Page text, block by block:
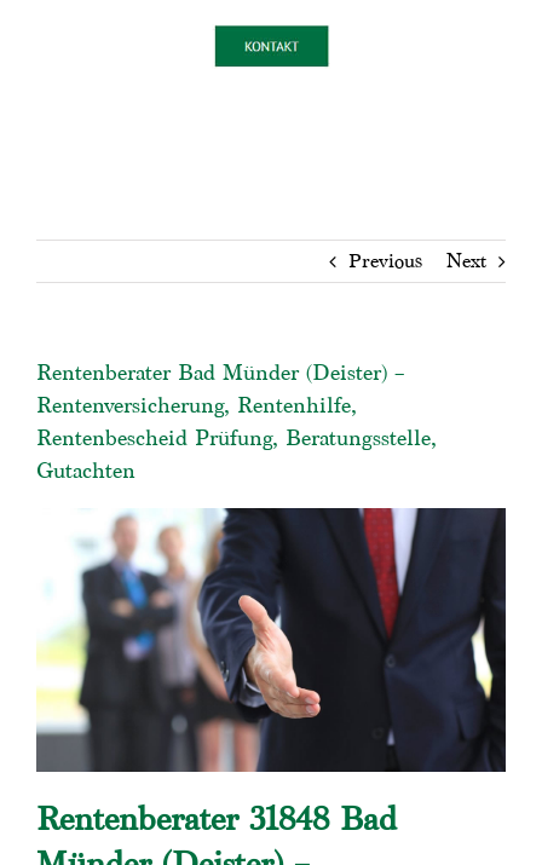
Previous Next
Rentenberater Bad Münder (Deister) –
Rentenversicherung, Rentenhilfe,
Rentenbescheid Prüfung, Beratungsstelle,
Gutachten
Rentenberater 31848 Bad